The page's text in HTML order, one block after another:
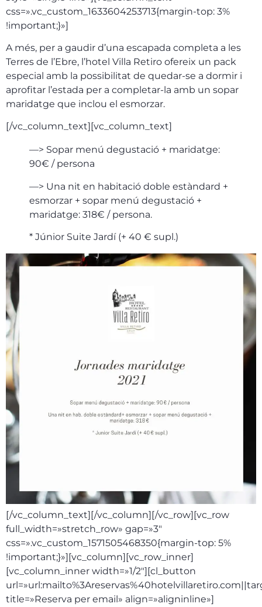
css=».vc_custom_1633604253713{margin-top: 3%
!important;}»]
A més, per a gaudir d’una escapada completa a les
Terres de l’Ebre, l’hotel Villa Retiro ofereix un pack
especial amb la possibilitat de quedar-se a dormir i
aprofitar l’estada per a completar-la amb un sopar
maridatge que inclou el esmorzar.
[/vc_column_text][vc_column_text]
—> Sopar menú degustació + maridatge:
90€ / persona
—> Una nit en habitació doble estàndard +
esmorzar + sopar menú degustació +
maridatge: 318€ / persona.
* Júnior Suite Jardí (+ 40 € supl.)
[/vc_column_text][/vc_column][/vc_row][vc_row
full_width=»stretch_row» gap=»3″
css=».vc_custom_1571505468350{margin-top: 5%
!important;}»][vc_column][vc_row_inner]
[vc_column_inner width=»1/2″][cl_button
title=»Reserva per email» align=»aligninline»]